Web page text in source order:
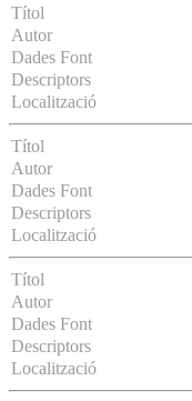
Títol
Autor
Dades Font
Descriptors
Localització
Títol
Autor
Dades Font
Descriptors
Localització
Títol
Autor
Dades Font
Descriptors
Localització